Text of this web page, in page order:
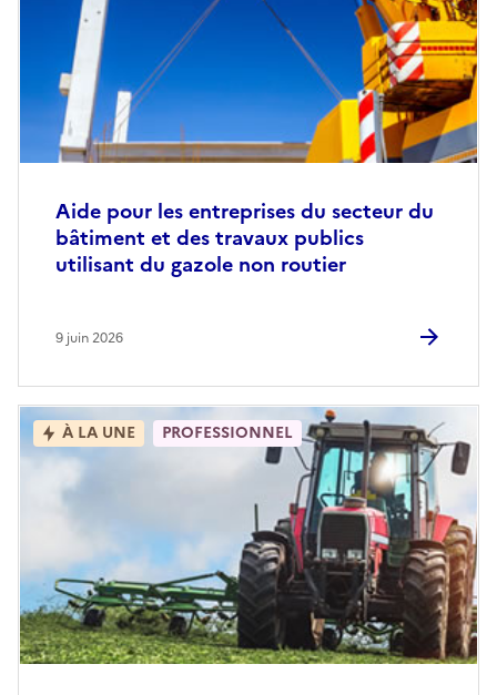
Aide pour les entreprises du secteur du
bâtiment et des travaux publics
utilisant du gazole non routier
9 juin 2026
À LA UNE PROFESSIONNEL